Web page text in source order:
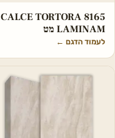
CALCE TORTORA 8165
LAMINAM מט
לעמוד הדגם ←